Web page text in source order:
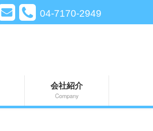
04-7170-2949
会社紹介
Company